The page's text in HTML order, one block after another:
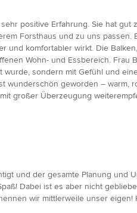
positive Erfahrung. Sie hat
Forsthaus und zu uns
komfortabler wirkt. Die
Wohn- und Essbereich. Frau
sondern mit Gefühl und
geworden – warm,
großer Überzeugung
und der gesamte Planung und
Dabei ist es aber nicht
wir mittlerweile unser eigen!